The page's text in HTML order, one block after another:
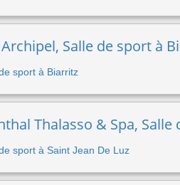
Salle de sport à
sport à Biarritz
Thalasso & Spa, Salle
sport à Saint Jean De Luz